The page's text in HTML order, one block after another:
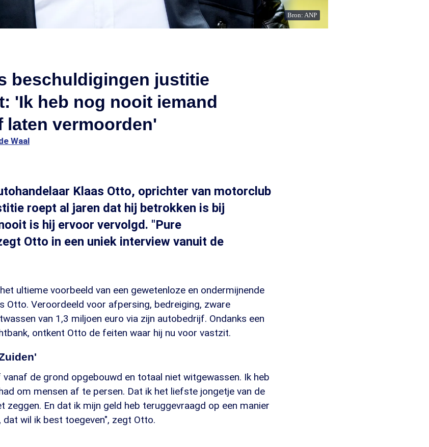
Bron: ANP
beschuldigingen justitie
'Ik heb nog nooit iemand
laten vermoorden'
Waal
Klaas Otto, oprichter van motorclub
roept al jaren dat hij betrokken is bij
is hij ervoor vervolgd. "Pure
Otto in een uniek interview vanuit de
ultieme voorbeeld van een gewetenloze en ondermijnende
Otto. Veroordeeld voor afpersing, bedreiging, zware
van 1,3 miljoen euro via zijn autobedrijf. Ondanks een
ontkent Otto de feiten waar hij nu voor vastzit.
de grond opgebouwd en totaal niet witgewassen. Ik heb
om mensen af te persen. Dat ik het liefste jongetje van de
zeggen. En dat ik mijn geld heb teruggevraagd op een manier
dat wil ik best toegeven", zegt Otto.